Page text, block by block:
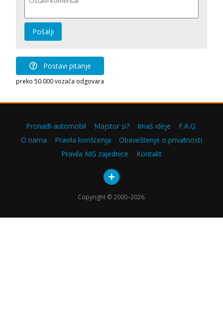
Pošalji
Postavi pitanje
preko 50.000 vozača odgovara
Pronađi automobil Majstor si? Imaš ideje
F.A.Q.
O nama
Pravila korišćenja
Obaveštenje o privatnosti
Pravila MG zajednice
Kontakt
Copyright © 2000–2026.